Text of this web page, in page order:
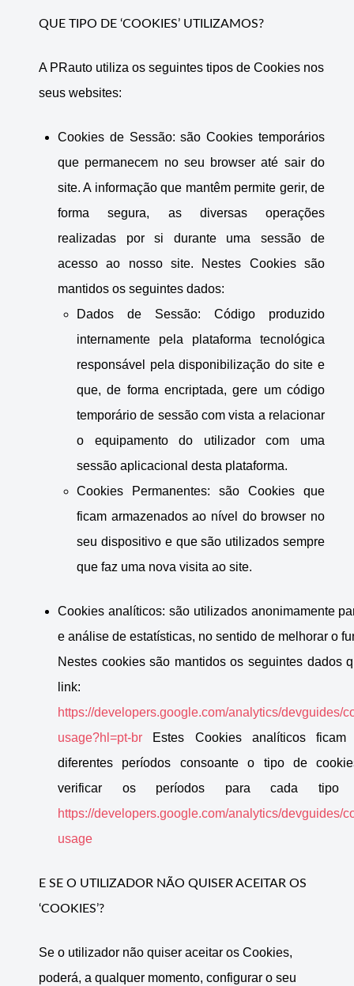
QUE TIPO DE ‘COOKIES’ UTILIZAMOS?
A PRauto utiliza os seguintes tipos de Cookies nos
seus websites:
Cookies de Sessão: são Cookies temporários
que permanecem no seu browser até sair do
site. A informação que mantêm permite gerir, de
forma segura, as diversas operações
realizadas por si durante uma sessão de
acesso ao nosso site. Nestes Cookies são
mantidos os seguintes dados:
Dados de Sessão: Código produzido
internamente pela plataforma tecnológica
responsável pela disponibilização do site e
que, de forma encriptada, gere um código
temporário de sessão com vista a relacionar
o equipamento do utilizador com uma
sessão aplicacional desta plataforma.
Cookies Permanentes: são Cookies que
ficam armazenados ao nível do browser no
seu dispositivo e que são utilizados sempre
que faz uma nova visita ao site.
Cookies analíticos: são utilizados anonimamente
e análise de estatísticas, no sentido de melhorar o
Nestes cookies são mantidos os seguintes dados
link:
https://developers.google.com/analytics/devguides/
usage?hl=pt-br Estes Cookies analíticos ficam
diferentes períodos consoante o tipo de
verificar os períodos para cada
https://developers.google.com/analytics/devguides/
usage
E SE O UTILIZADOR NÃO QUISER ACEITAR OS
‘COOKIES’?
Se o utilizador não quiser aceitar os Cookies,
poderá, a qualquer momento, configurar o seu